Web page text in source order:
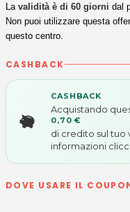
La validità è di 60 giorni dal
Non puoi utilizzare questa
questo centro.
CASHBACK
CASHBACK
Acquistando
0,70 €
di credito sul tuo
informazioni
DOVE USARE IL